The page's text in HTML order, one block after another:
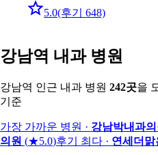
5.0(후기 648)
강남역 내과 병원
강남역 인근 내과 병원 242곳을
기준
가장 가까운 병원 · 강남박내과의
의원 (★5.0)후기 최다 · 연세더맑